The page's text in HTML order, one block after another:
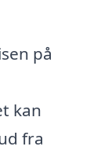
på
kan
fra